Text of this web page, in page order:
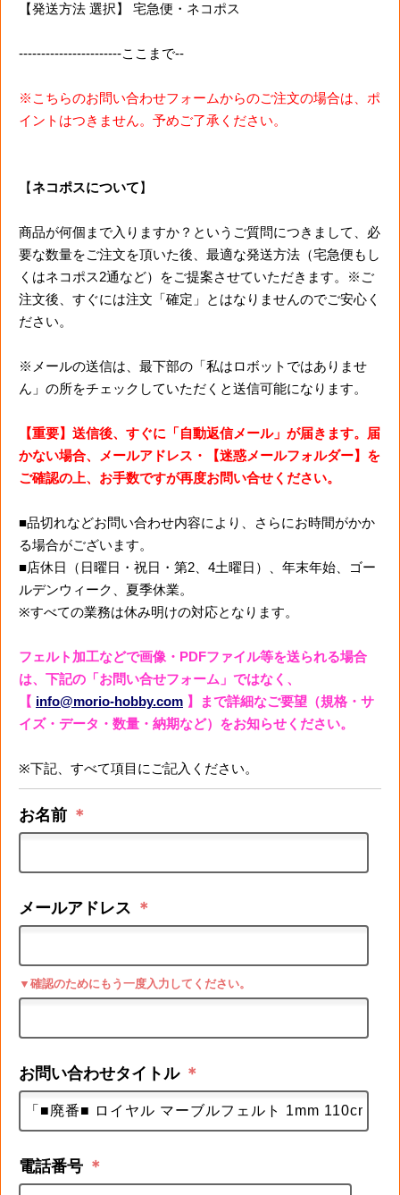
【発送方法 選択】 宅急便・ネコポス
-----------------------ここまで--
※こちらのお問い合わせフォームからのご注文の場合は、ポ
イントはつきません。予めご了承ください。
【ネコポスについて】
商品が何個まで入りますか？というご質問につきまして、必
要な数量をご注文を頂いた後、最適な発送方法（宅急便もし
くはネコポス2通など）をご提案させていただきます。※ご
注文後、すぐには注文「確定」とはなりませんのでご安心く
ださい。
※メールの送信は、最下部の「私はロボットではありませ
ん」の所をチェックしていただくと送信可能になります。
【重要】送信後、すぐに「自動返信メール」が届きます。届
かない場合、メールアドレス・【迷惑メールフォルダー】を
ご確認の上、お手数ですが再度お問い合せください。
■品切れなどお問い合わせ内容により、さらにお時間がかか
る場合がございます。
■店休日（日曜日・祝日・第2、4土曜日）、年末年始、ゴー
ルデンウィーク、夏季休業。
※すべての業務は休み明けの対応となります。
フェルト加工などで画像・PDFファイル等を送られる場合
は、下記の「お問い合せフォーム」ではなく、
【 info@morio-hobby.com 】まで詳細なご要望（規格・サ
イズ・データ・数量・納期など）をお知らせください。
※下記、すべて項目にご記入ください。
お名前 ＊
メールアドレス ＊
▼確認のためにもう一度入力してください。
お問い合わせタイトル ＊
電話番号 ＊